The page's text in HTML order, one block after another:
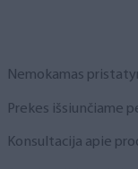
Nemokamas
Prekes išsiunčiame
Konsultacija apie